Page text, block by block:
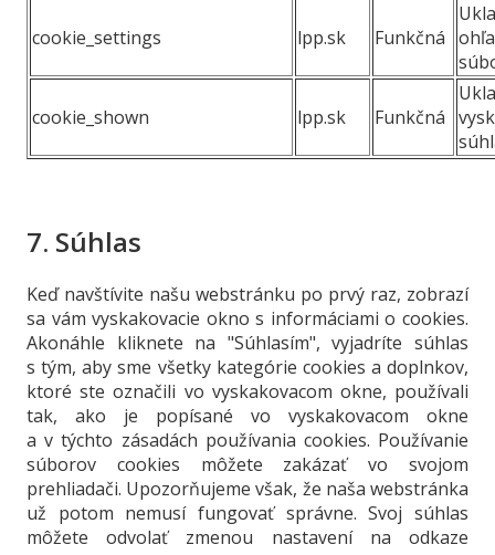
cookie_settings lpp.sk Funkčná
cookie_shown lpp.sk Funkčná
7. Súhlas
Keď navštívite našu webstránku po prvý raz, zobrazí
sa vám vyskakovacie okno s informáciami o cookies.
Akonáhle kliknete na "Súhlasím", vyjadríte súhlas
s tým, aby sme všetky kategórie cookies a doplnkov,
ktoré ste označili vo vyskakovacom okne, používali
tak, ako je popísané vo vyskakovacom okne
a v týchto zásadách používania cookies. Používanie
súborov cookies môžete zakázať vo svojom
prehliadači. Upozorňujeme však, že naša webstránka
už potom nemusí fungovať správne. Svoj súhlas
môžete odvolať zmenou nastavení na odkaze